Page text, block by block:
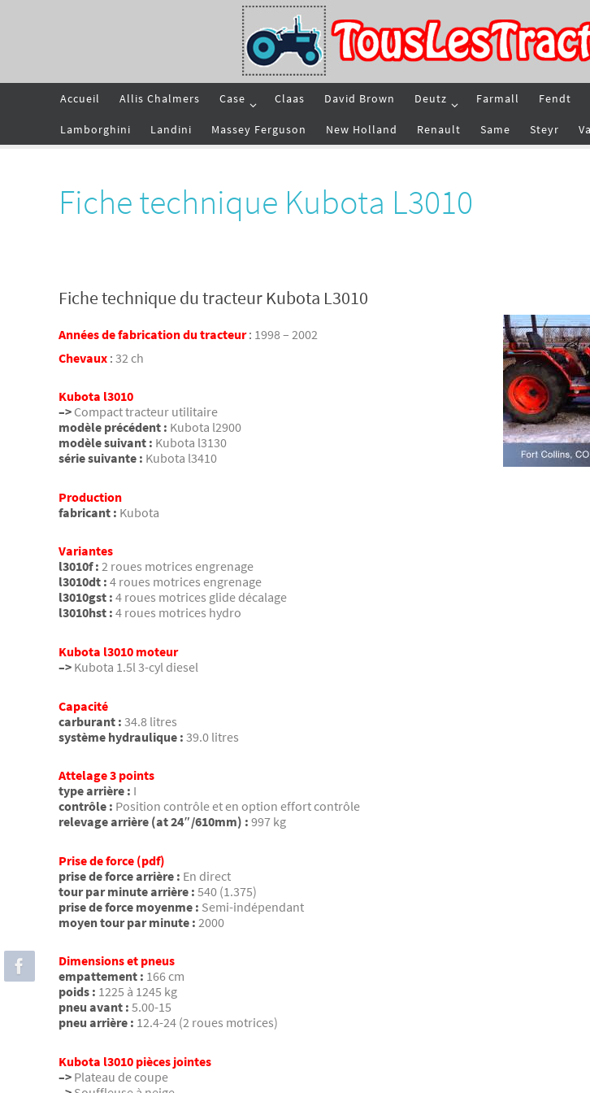
Accueil Allis Chalmers Case Claas David Brown Deutz Farmall Fendt
Lamborghini Landini Massey Ferguson New Holland Renault Same Steyr
Fiche technique Kubota L3010
Fiche technique du tracteur Kubota L3010
Années de fabrication du tracteur: 1998 – 2002
Chevaux : 32 ch
Kubota l3010
–> Compact tracteur utilitaire
modèle précédent : Kubota l2900
modèle suivant : Kubota l3130
série suivante : Kubota l3410
Production
fabricant : Kubota
Variantes
l3010f : 2 roues motrices engrenage
l3010dt : 4 roues motrices engrenage
l3010gst : 4 roues motrices glide décalage
l3010hst : 4 roues motrices hydro
Kubota l3010 moteur
–> Kubota 1.5l 3-cyl diesel
Capacité
carburant : 34.8 litres
système hydraulique : 39.0 litres
Attelage 3 points
type arrière : I
contrôle : Position contrôle et en option effort contrôle
relevage arrière (at 24″/610mm) : 997 kg
Prise de force (pdf)
prise de force arrière : En direct
tour par minute arrière : 540 (1.375)
prise de force moyenme : Semi-indépendant
moyen tour par minute : 2000
Dimensions et pneus
empattement : 166 cm
poids : 1225 à 1245 kg
pneu avant : 5.00-15
pneu arrière : 12.4-24 (2 roues motrices)
Kubota l3010 pièces jointes
–> Plateau de coupe